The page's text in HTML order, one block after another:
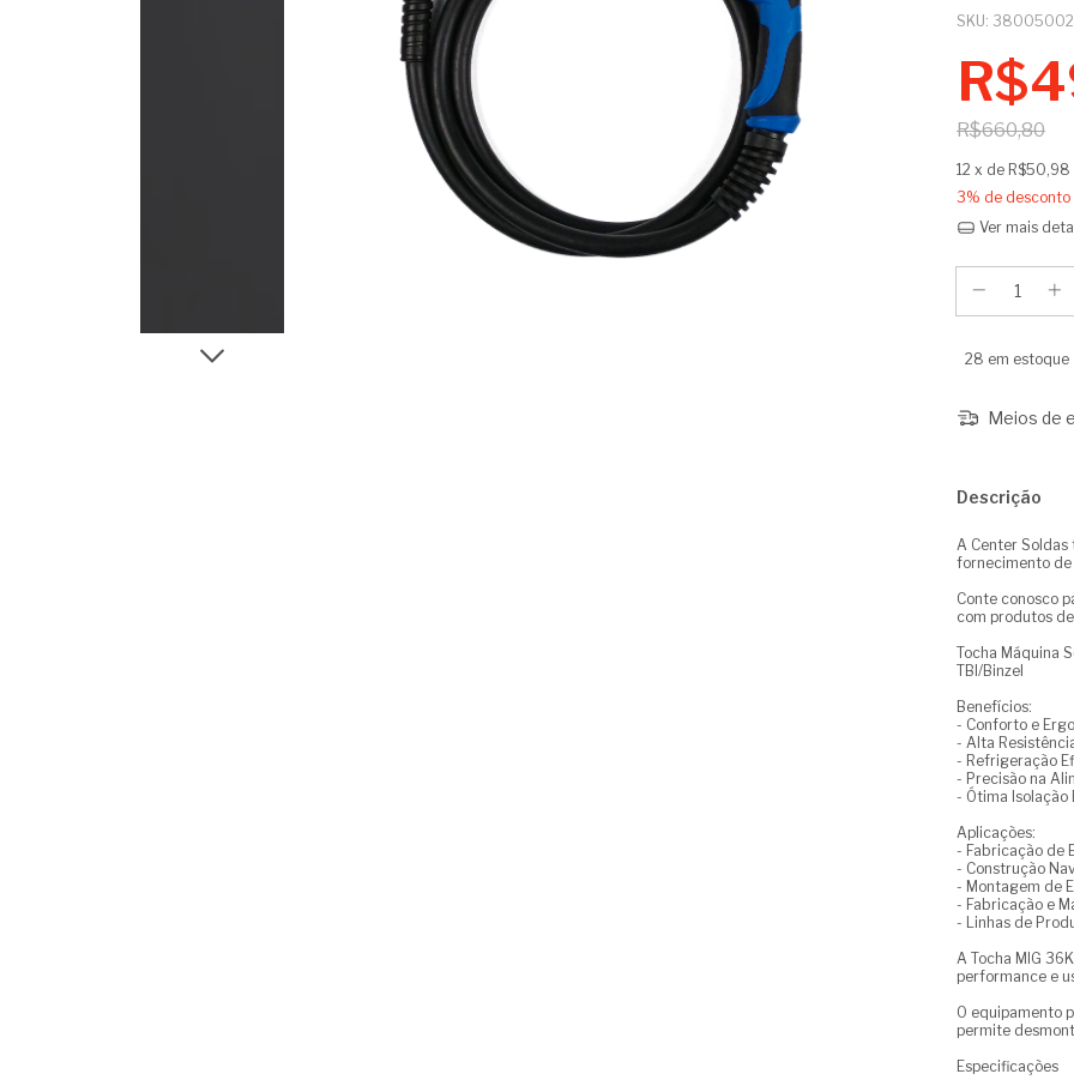
SKU:
R$660,80
12 x de R$50,98
3% de desconto
Ver mais
28 em estoque
Meios de
Descrição
A Center
fornecimento de
Conte conosco
com produtos
Tocha Máquina
TBI/Binzel
Benefícios:
- Conforto e
- Alta
- Refrigeração
- Precisão na
- Ótima Isolação
Aplicações:
- Fabricação de
- Construção
- Montagem de
- Fabricação e
- Linhas de
A Tocha MIG
performance e
O equipamento
permite
Especificações